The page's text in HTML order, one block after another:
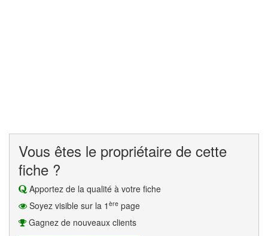
Vous êtes le propriétaire de cette
fiche ?
Apportez de la qualité à votre fiche
Soyez visible sur la 1 ère page
Gagnez de nouveaux clients